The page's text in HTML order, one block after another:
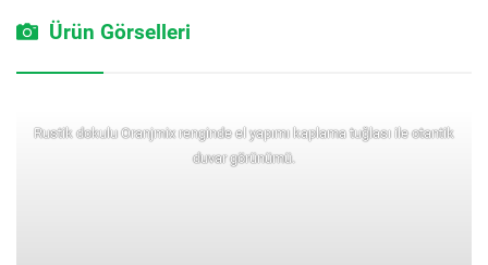
Ürün Görselleri
Rustik dokulu Oranjmix renginde el yapımı kaplama tuğlası ile otantik
duvar görünümü.